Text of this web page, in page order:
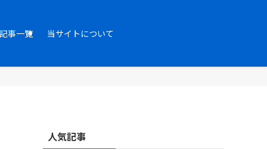
記事一覧 当サイトについて
人気記事